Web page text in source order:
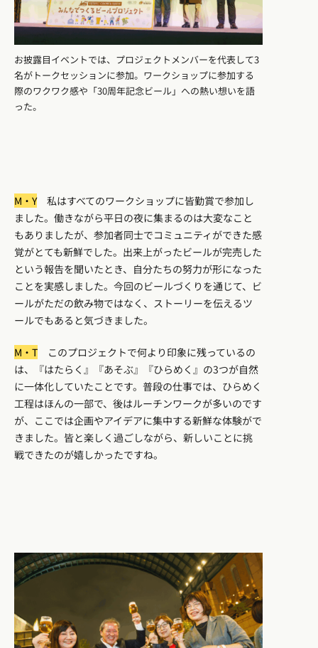
お披露目イベントでは、プロジェクトメンバーを代表して3
名がトークセッションに参加。ワークショップに参加する
際のワクワク感や「30周年記念ビール」への熱い想いを語
った。
M・Y私はすべてのワークショップに皆勤賞で参加し
ました。働きながら平日の夜に集まるのは大変なこと
もありましたが、参加者同士でコミュニティができた感
覚がとても新鮮でした。出来上がったビールが完売した
という報告を聞いたとき、自分たちの努力が形になった
ことを実感しました。今回のビールづくりを通じて、ビ
ールがただの飲み物ではなく、ストーリーを伝えるツ
ールでもあると気づきました。
M・T このプロジェクトで何より印象に残っているの
は、『はたらく』『あそぶ』『ひらめく』の3つが自然
に一体化していたことです。普段の仕事では、ひらめく
工程はほんの一部で、後はルーチンワークが多いのです
が、ここでは企画やアイデアに集中する新鮮な体験がで
きました。皆と楽しく過ごしながら、新しいことに挑
戦できたのが嬉しかったですね。